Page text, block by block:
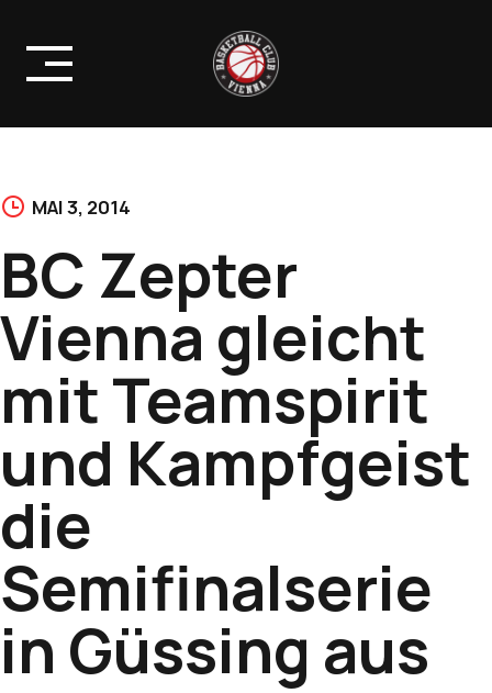
content
MAI 3, 2014
BC Zepter
Vienna gleicht
mit Teamspirit
und Kampfgeist
die
Semifinalserie
in Güssing aus